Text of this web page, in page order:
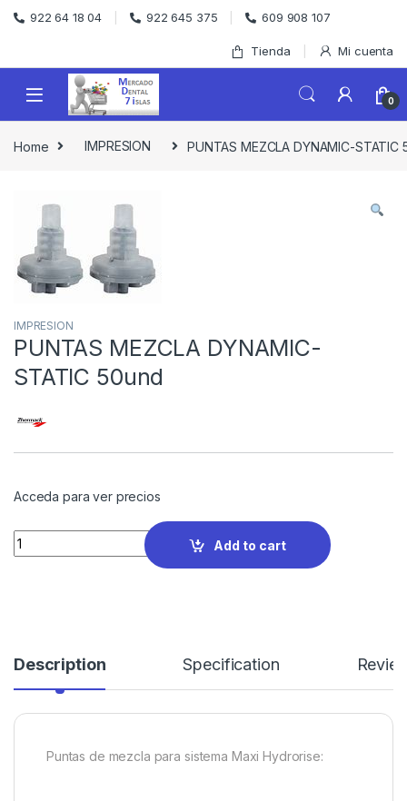
Skip to navigation
Skip to content
922 64 18 04 922 645 375 609 908 107
Tienda Mi cuenta
0
Home IMPRESION PUNTAS MEZCLA DYNAMIC-STATIC
IMPRESION
PUNTAS MEZCLA DYNAMIC-
STATIC 50und
Acceda para ver precios
Quantity
Add to cart
Description Specification
Puntas de mezcla para sistema Maxi Hydrorise: